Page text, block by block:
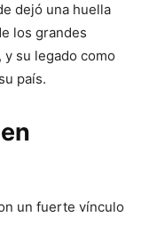
dejó una huella
los grandes
su legado como
país.
un fuerte vínculo